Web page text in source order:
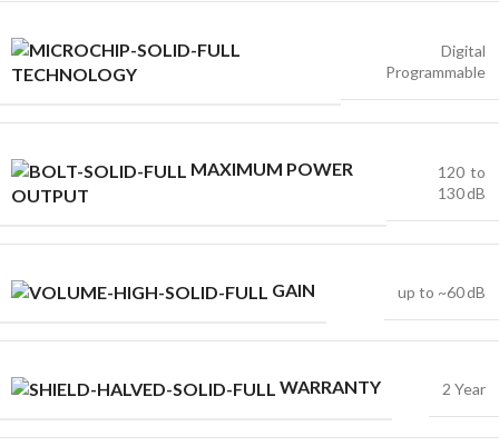
TECHNOLOGY
Digital
Programmable
MAXIMUM POWER
OUTPUT
120 to
130 dB
GAIN up to ~60 dB
WARRANTY 2 Year